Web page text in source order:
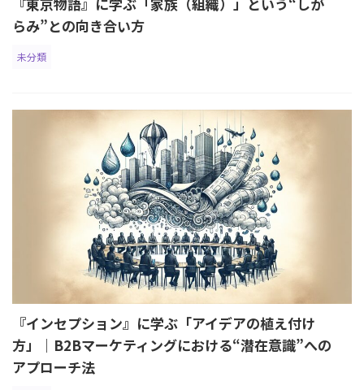
らみ”との向き合い方
未分類
『インセプション』に学ぶ「アイデアの植え付け
方」｜B2Bマーケティングにおける“潜在意識”への
アプローチ法